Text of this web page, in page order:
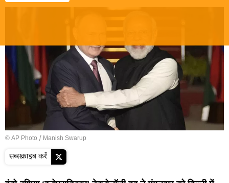
© AP Photo / Manish Swarup
सब्सक्राइब करें